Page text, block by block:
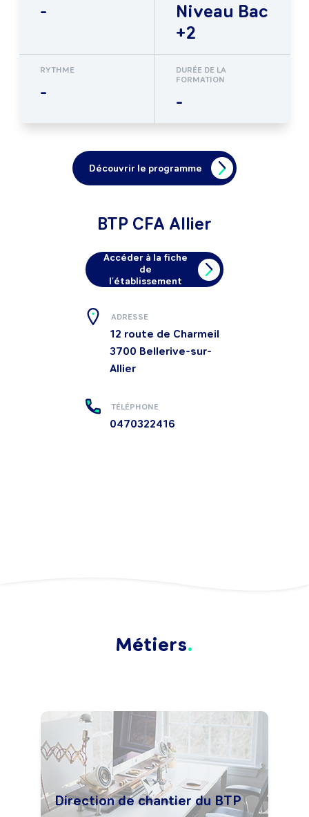
-
Niveau Bac
+2
RYTHME
-
DURÉE DE LA
FORMATION
-
Découvrir le programme
BTP CFA Allier
Accéder à la fiche
de
l'établissement
ADRESSE
12 route de Charmeil
3700 Bellerive-sur-
Allier
TÉLÉPHONE
0470322416
Métiers
Direction de chantier du BTP